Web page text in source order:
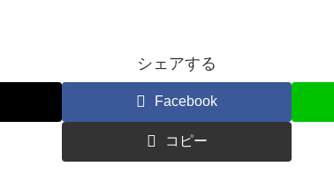
シェアする
Facebook
コピー